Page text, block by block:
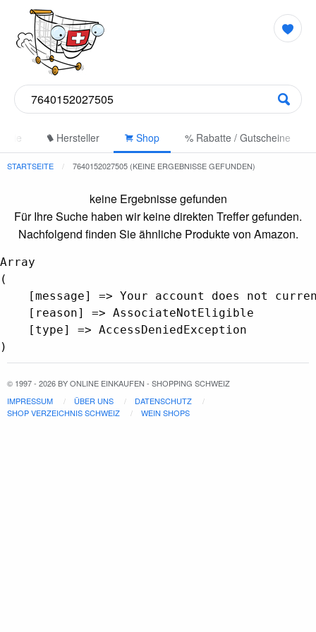
Hersteller Shop % Rabatte / Gutscheine
STARTSEITE 7640152027505 (KEINE ERGEBNISSE GEFUNDEN)
keine Ergebnisse gefunden
Für Ihre Suche haben wir keine direkten Treffer gefunden.
Nachfolgend finden Sie ähnliche Produkte von Amazon.
Array
(
[message] => Your account does not
    [reason] => AssociateNotEligible
    [type] => AccessDeniedException
© 1997 - 2026 BY ONLINE EINKAUFEN - SHOPPING SCHWEIZ
IMPRESSUM
ÜBER UNS
DATENSCHUTZ
SHOP VERZEICHNIS SCHWEIZ
WEIN SHOPS